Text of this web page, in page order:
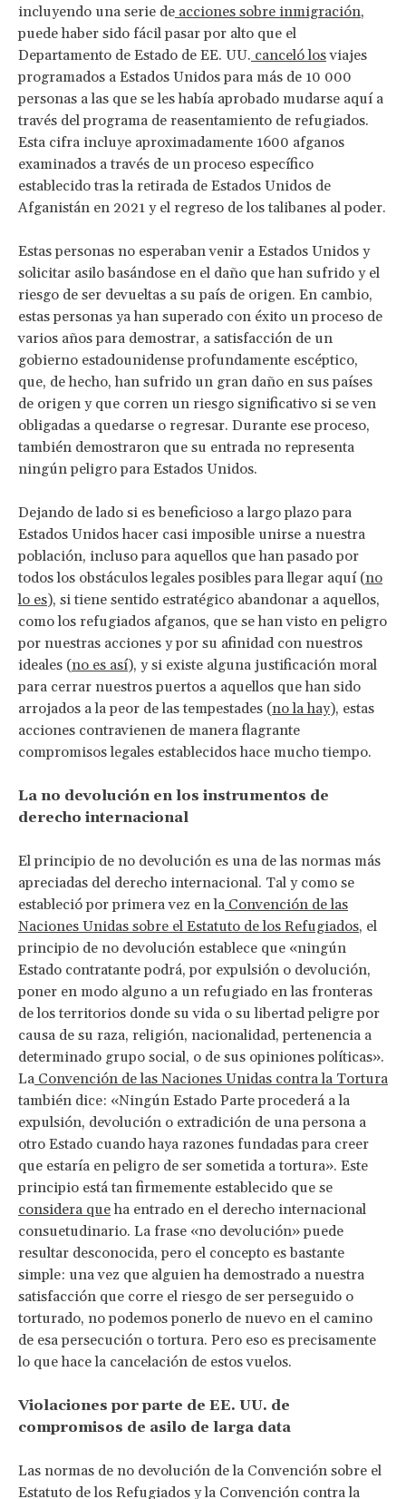
incluyendo una serie de acciones sobre inmigración,
puede haber sido fácil pasar por alto que el
Departamento de Estado de EE. UU. canceló losviajes
programados a Estados Unidos para más de 10 000
personas a las que se les había aprobado mudarse aquí a
través del programa de reasentamiento de refugiados.
Esta cifra incluye aproximadamente 1600 afganos
examinados a través de un proceso específico
establecido tras la retirada de Estados Unidos de
Afganistán en 2021 y el regreso de los talibanes al poder.
Estas personas no esperaban venir a Estados Unidos y
solicitar asilo basándose en el daño que han sufrido y el
riesgo de ser devueltas a su país de origen. En cambio,
estas personas ya han superado con éxito un proceso de
varios años para demostrar, a satisfacción de un
gobierno estadounidense profundamente escéptico,
que, de hecho, han sufrido un gran daño en sus países
de origen y que corren un riesgo significativo si se ven
obligadas a quedarse o regresar. Durante ese proceso,
también demostraron que su entrada no representa
ningún peligro para Estados Unidos.
Dejando de lado si es beneficioso a largo plazo para
Estados Unidos hacer casi imposible unirse a nuestra
población, incluso para aquellos que han pasado por
todos los obstáculos legales posibles para llegar aquí (no
lo es), si tiene sentido estratégico abandonar a aquellos,
como los refugiados afganos, que se han visto en peligro
por nuestras acciones y por su afinidad con nuestros
ideales (no es así), y si existe alguna justificación moral
para cerrar nuestros puertos a aquellos que han sido
arrojados a la peor de las tempestades (no la hay), estas
acciones contravienen de manera flagrante
compromisos legales establecidos hace mucho tiempo.
La no devolución en los instrumentos de
derecho internacional
El principio de no devolución es una de las normas más
apreciadas del derecho internacional. Tal y como se
estableció por primera vez en la Convención de las
Naciones Unidas sobre el Estatuto de los Refugiados, el
principio de no devolución establece que «ningún
Estado contratante podrá, por expulsión o devolución,
poner en modo alguno a un refugiado en las fronteras
de los territorios donde su vida o su libertad peligre por
causa de su raza, religión, nacionalidad, pertenencia a
determinado grupo social, o de sus opiniones políticas».
La Convención de las Naciones Unidas contra la Tortura
también dice: «Ningún Estado Parte procederá a la
expulsión, devolución o extradición de una persona a
otro Estado cuando haya razones fundadas para creer
que estaría en peligro de ser sometida a tortura». Este
principio está tan firmemente establecido que se
considera queha entrado en el derecho internacional
consuetudinario. La frase «no devolución» puede
resultar desconocida, pero el concepto es bastante
simple: una vez que alguien ha demostrado a nuestra
satisfacción que corre el riesgo de ser perseguido o
torturado, no podemos ponerlo de nuevo en el camino
de esa persecución o tortura. Pero eso es precisamente
lo que hace la cancelación de estos vuelos.
Violaciones por parte de EE. UU. de
compromisos de asilo de larga data
Las normas de no devolución de la Convención sobre el
Estatuto de los Refugiados y la Convención contra la